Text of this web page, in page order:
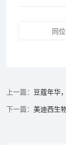
同
豆蔻年华
美迪西生